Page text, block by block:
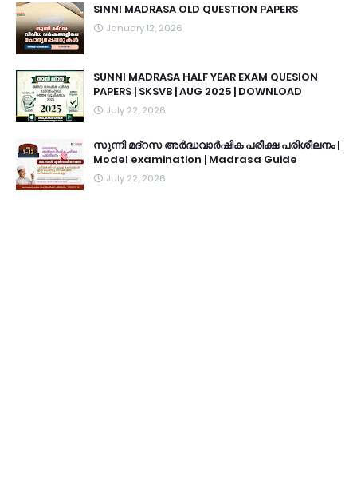
SINNI MADRASA OLD QUESTION PAPERS
January 12, 2026
SUNNI MADRASA HALF YEAR EXAM QUESION
PAPERS | SKSVB | AUG 2025 | DOWNLOAD
July 22, 2026
സുന്നി മദ്റസ അർദ്ധവാർഷിക പരീക്ഷ പരിശീലനം |
Model examination | Madrasa Guide
July 22, 2026